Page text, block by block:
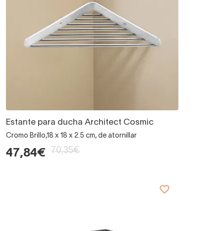
Estante para ducha Architect Cosmic
Cromo Brillo,18 x 18 x 2.5 cm, de atornillar
47,84€ 70,35€